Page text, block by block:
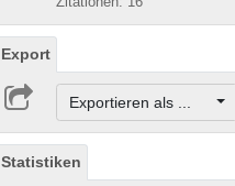
Export
Exportieren als ...
Statistiken